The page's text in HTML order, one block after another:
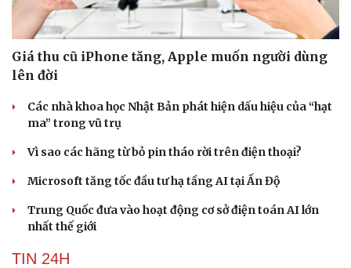
Giá thu cũ iPhone tăng, Apple muốn người dùng
lên đời
Các nhà khoa học Nhật Bản phát hiện dấu hiệu của “hạt
ma” trong vũ trụ
Vì sao các hãng từ bỏ pin tháo rời trên điện thoại?
Microsoft tăng tốc đầu tư hạ tầng AI tại Ấn Độ
Trung Quốc đưa vào hoạt động cơ sở điện toán AI lớn
nhất thế giới
TIN 24H